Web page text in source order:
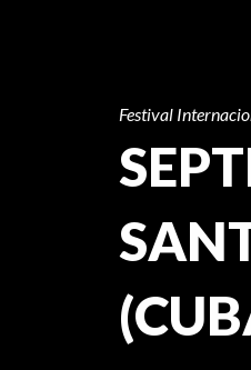
Festival